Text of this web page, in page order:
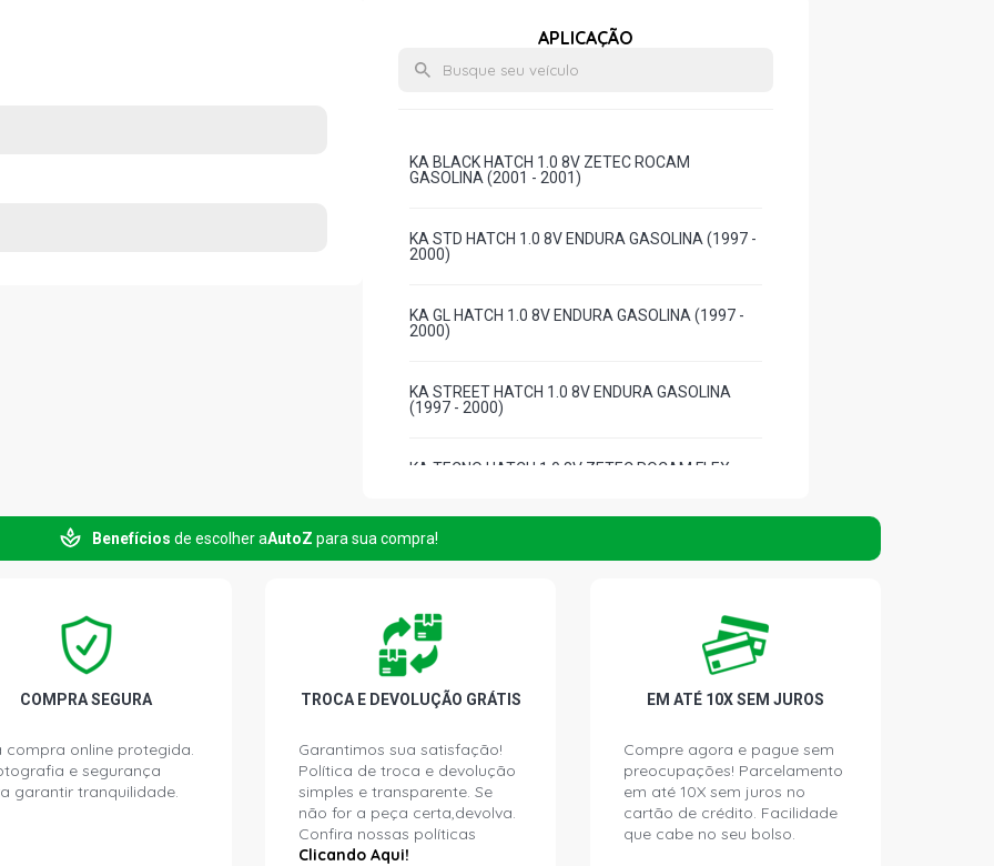
APLICAÇÃO
KA BLACK HATCH 1.0 8V ZETEC ROCAM
GASOLINA (2001 - 2001)
KA STD HATCH 1.0 8V ENDURA GASOLINA (1997 -
2000)
KA GL HATCH 1.0 8V ENDURA GASOLINA (1997 -
2000)
KA STREET HATCH 1.0 8V ENDURA GASOLINA
(1997 - 2000)
KA TECNO HATCH 1.0 8V ZETEC ROCAM FLEX
KA GL HATCH 1.0 8V ZETEC ROCAM GASOLINA
(2000 - 2008)
KA IMAGE HATCH 1.0 8V ZETEC ROCAM
GASOLINA (2000 - 2003)
KA MP3 HATCH 1.0 8V ZETEC ROCAM GASOLINA
(2006 - 2007)
KA TECNO HATCH 1.0 8V ZETEC ROCAM
GASOLINA (2000 - 2003)
Benefícios de escolher aAutoZ para sua compra!
COMPRA SEGURA
compra online protegida.
e segurança
garantir tranquilidade.
TROCA E DEVOLUÇÃO GRÁTIS
Garantimos sua satisfação!
Política de troca e devolução
simples e transparente. Se
não for a peça certa,devolva.
Confira nossas políticas
Clicando Aqui!
EM ATÉ 10X SEM JUROS
Compre agora e pague sem
preocupações! Parcelamento
em até 10X sem juros no
cartão de crédito. Facilidade
que cabe no seu bolso.